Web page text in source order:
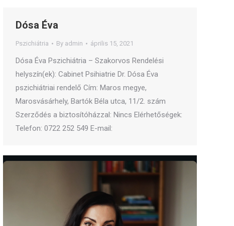
Dósa Éva
Pszichiátria By admin április 15, 2021
Dósa Éva Pszichiátria – Szakorvos Rendelési
helyszín(ek): Cabinet Psihiatrie Dr. Dósa Éva
pszichiátriai rendelő Cím: Maros megye,
Marosvásárhely, Bartók Béla utca, 11/2. szám
Szerződés a biztosítóházzal: Nincs Elérhetőségek:
Telefon: 0722 252 549 E-mail: